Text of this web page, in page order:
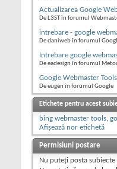
Actualizarea Google
De L3ST în forumul
intrebare - google
De daniweb în forumul
Intrebare google
De eadesign în forumul
Google Webmaster Tools
De eugen în forumul Google
Etichete pentru acest
bing webmaster tools,
Afișează nor etichetă
Permisiuni postare
Nu puteţi posta subiecte